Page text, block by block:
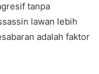
tanpa
lawan lebih
adalah faktor